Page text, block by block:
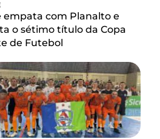
empata com Planalto e
o sétimo título da Copa
de Futebol